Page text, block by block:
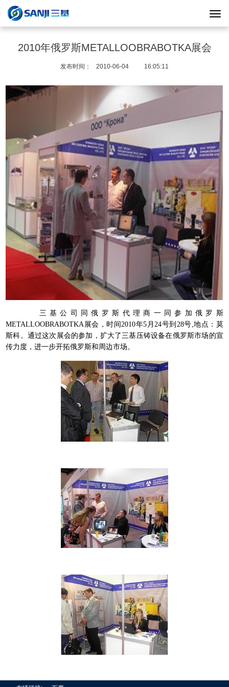
2010年俄罗斯METALLOOBRABOTKA展会
发布时间： 2010-06-04 16:05:11
三基公司同俄罗斯代理商一同参加俄罗斯
METALLOOBRABOTKA展会，时间2010年5 月24号到 28号,地点：莫
斯科。通过这次展会的参加，扩大了三基压铸设备在俄罗斯市场的宣
传力度，进一步开拓俄罗斯和周边市场。